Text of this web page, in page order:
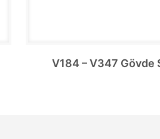
V184 – V347 Gövde